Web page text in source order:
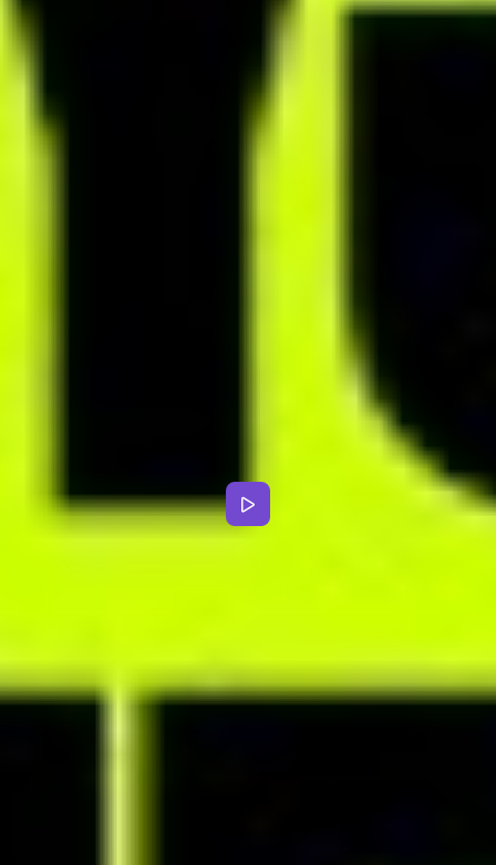
Usprawnij komunikację
Wykorzystaj wygodny chat systemowy lub dedykowaną aplikację
mobilną dla dietetyka, żeby utrzymać kontakt z klientami zawsze,
gdy tego potrzebują. Wymieniaj wiadomości tekstowe, nagrywaj
wiadomości głosowe i przesyłaj pliki.